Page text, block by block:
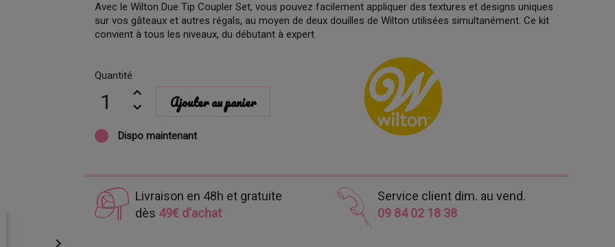

Avec le Wilton Due Tip Coupler Set, vous pouvez facilement appliquer des textures et designs uniques
sur vos gâteaux et autres régals, au moyen de deux douilles de Wilton utilisées simultanément. Ce kit
convient à tous les niveaux, du débutant à expert.
Quantité
Ajouter au panier
Dispo maintenant
Livraison en 48h et gratuite
dès 49€ d'achat
Service client dim. au vend.
09 84 02 18 38